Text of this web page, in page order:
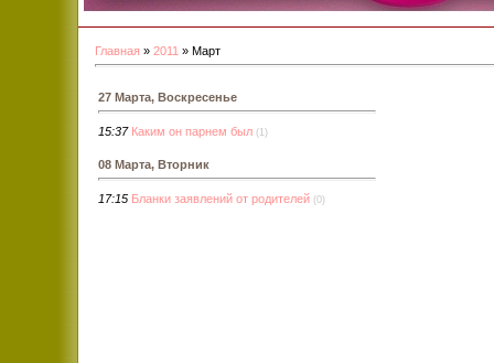
Главная » 2011 » Март
27 Марта, Воскресенье
15:37 Каким он парнем был (1)
08 Марта, Вторник
17:15 Бланки заявлений от родителей (0)